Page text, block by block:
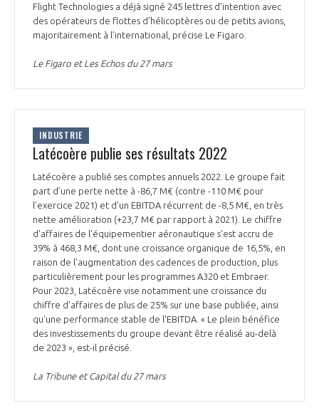
Flight Technologies a déjà signé 245 lettres d’intention avec
des opérateurs de flottes d’hélicoptères ou de petits avions,
majoritairement à l’international, précise Le Figaro.
Le Figaro et Les Echos du 27 mars
INDUSTRIE
Latécoère publie ses résultats 2022
Latécoère a publié ses comptes annuels 2022. Le groupe fait
part d’une perte nette à -86,7 M€ (contre -110 M€ pour
l'exercice 2021) et d’un EBITDA récurrent de -8,5 M€, en très
nette amélioration (+23,7 M€ par rapport à 2021). Le chiffre
d'affaires de l'équipementier aéronautique s'est accru de
39% à 468,3 M€, dont une croissance organique de 16,5%, en
raison de l'augmentation des cadences de production, plus
particulièrement pour les programmes A320 et Embraer.
Pour 2023, Latécoère vise notamment une croissance du
chiffre d'affaires de plus de 25% sur une base publiée, ainsi
qu'une performance stable de l'EBITDA. « Le plein bénéfice
des investissements du groupe devant être réalisé au-delà
de 2023 », est-il précisé.
La Tribune et Capital du 27 mars